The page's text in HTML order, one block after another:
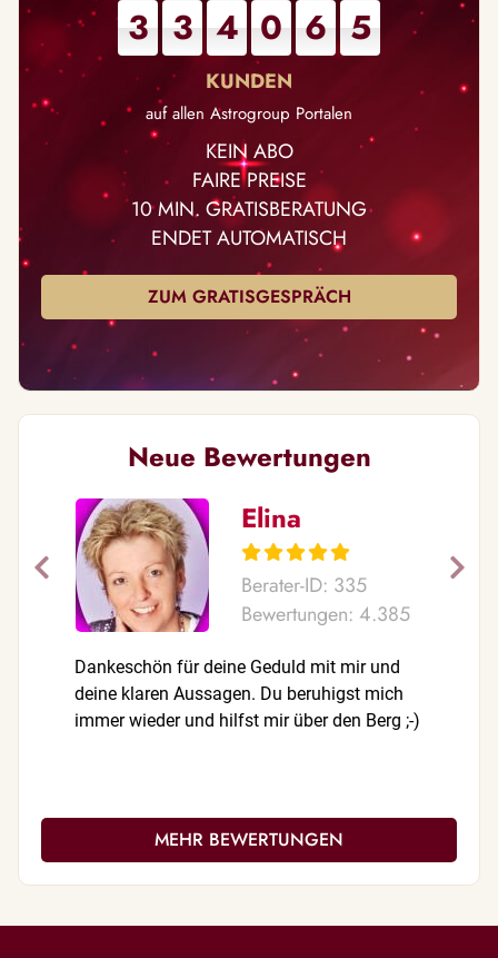
3 3 4 0 6 5
auf allen Astrogroup Portalen
KEIN ABO
FAIRE PREISE
10 MIN. GRATISBERATUNG
ENDET AUTOMATISCH
ZUM GRATISGESPRÄCH
Neue Bewertungen
Elina
Berater-ID: 335
Bewertungen: 4.385
Dankeschön für deine Geduld mit mir und
deine klaren Aussagen. Du beruhigst mich
immer wieder und hilfst mir über den Berg ;-)
MEHR BEWERTUNGEN